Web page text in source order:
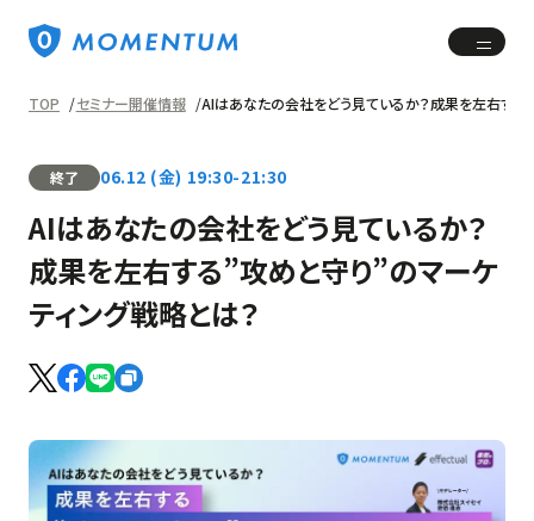
TOP セミナー開催情報 AIはあなたの会社をどう見ているか？成果を左右する
終了 06.12 (金) 19:30-21:30
AIはあなたの会社をどう見ているか？
成果を左右する”攻めと守り”のマーケ
ティング戦略とは？